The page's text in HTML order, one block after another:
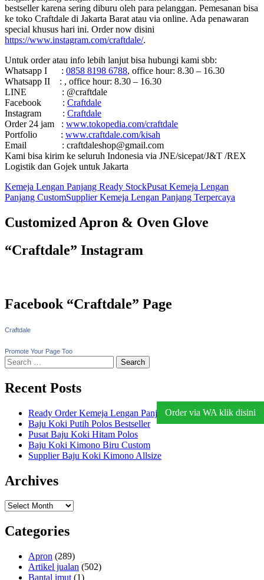
bestseller karena sering diburu oleh para pelanggan. Pemesanan bisa
ke toko Craftdale di Jakarta Barat atau via online. Ada penawaran
special khusus hari ini. Order now disini
https://www.instagram.com/craftdale/.
Untuk order atau info lebih lanjut bisa hubungi kami sbb:
Whatsapp I : 0858 8198 6788, office hour: 8.30 – 16.30
Whatsapp II : , office hour: 8.30 – 16.30
LINE : @craftdale
Facebook : Craftdale
Instagram : Craftdale
Order 24 jam : www.tokopedia.com/craftdale
Portfolio : www.craftdale.com/kisah
Email : craftdaleshop@gmail.com
Kami bisa kirim ke seluruh Indonesia via JNE/sicepat/J&T /REX
Logistik dan Gojek untuk Jakarta
Kemeja Lengan Panjang Ready StockPusat Kemeja Lengan
Panjang CustomSupplier Kemeja Lengan Panjang Terpercaya
Customized Apron & Oven Glove
“Craftdale” Instagram
Facebook “Craftdale” Page
Craftdale
Promote Your Page Too
Search
for:
Recent Posts
Ready Order Kemeja Lengan Panjang
Baju Koki Putih Polos Bestseller
Pusat Baju Koki Hitam Polos
Baju Koki Kimono Biru Custom
Supplier Baju Koki Kimono Allsize
Archives
Archives
Categories
Apron (289)
Artikel jualan (502)
Bantal imut (1)
Order via WA klik disini